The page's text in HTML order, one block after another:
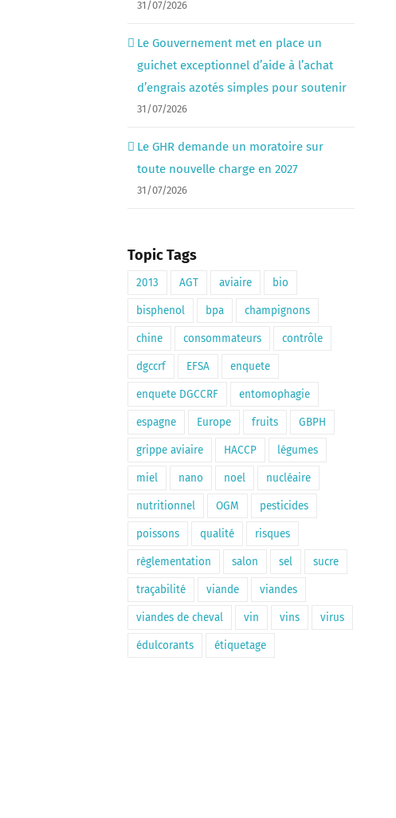
31/07/2026
Le Gouvernement met en place un
guichet exceptionnel d’aide à l’achat
d’engrais azotés simples pour soutenir
31/07/2026
Le GHR demande un moratoire sur
toute nouvelle charge en 2027
31/07/2026
Topic Tags
2013 AGT aviaire bio
bisphenol bpa champignons
chine consommateurs contrôle
dgccrf EFSA enquete
enquete DGCCRF entomophagie
espagne Europe fruits GBPH
grippe aviaire HACCP légumes
miel nano noel nucléaire
nutritionnel OGM pesticides
poissons qualité risques
règlementation salon sel sucre
traçabilité viande viandes
viandes de cheval vin vins virus
édulcorants étiquetage